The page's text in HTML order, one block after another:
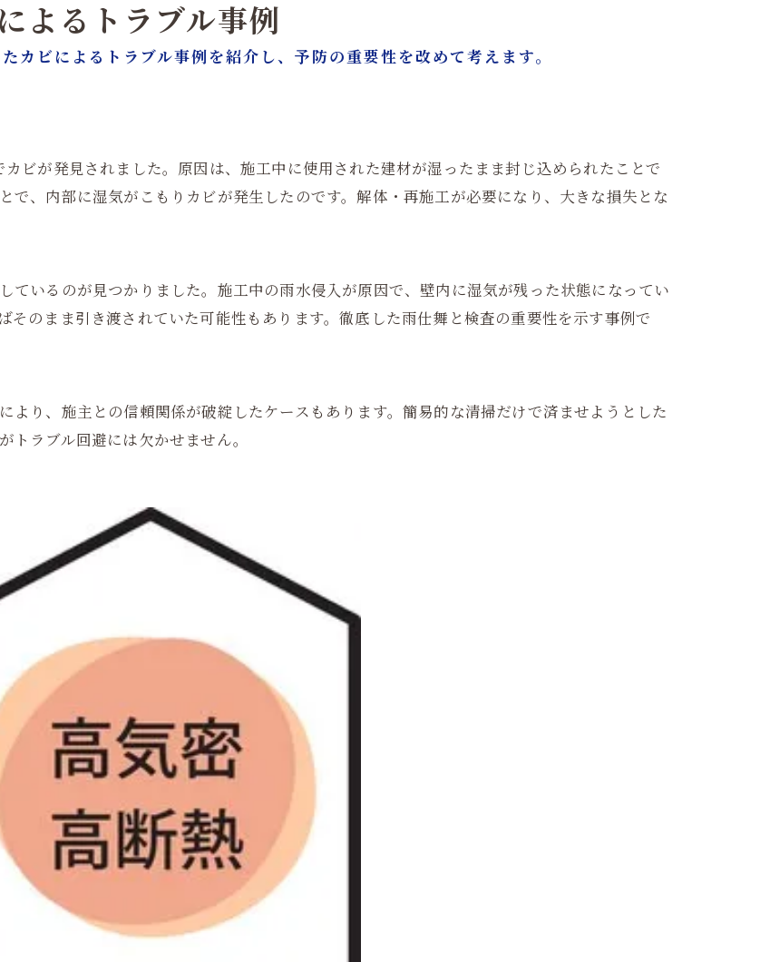
よるトラブル事例
カビによるトラブル事例を紹介し、予防の重要性を改めて考えます。
ビが発見されました。原因は、施工中に使用された建材が湿ったまま封じ込められたことで
で、内部に湿気がこもりカビが発生したのです。解体・再施工が必要になり、大きな損失とな
ているのが見つかりました。施工中の雨水侵入が原因で、壁内に湿気が残った状態になってい
そのまま引き渡されていた可能性もあります。徹底した雨仕舞と検査の重要性を示す事例で
より、施主との信頼関係が破綻したケースもあります。簡易的な清掃だけで済ませようとした
ラブル回避には欠かせません。